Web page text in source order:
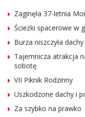
Zaginęła 37-letnia
Ścieżki spacerowe w
Burza niszczyła dachy
Tajemnicza atrakcja
sobotę
VII Piknik Rodzinny
Uszkodzone dachy i
Za szybko na prawko